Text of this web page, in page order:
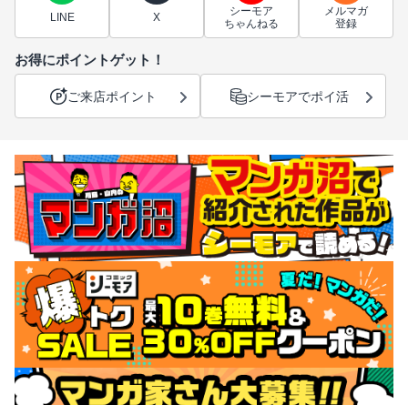
LINE X
シーモア
ちゃんねる
メルマガ
登録
お得にポイントゲット！
ご来店ポイント シーモアでポイ活